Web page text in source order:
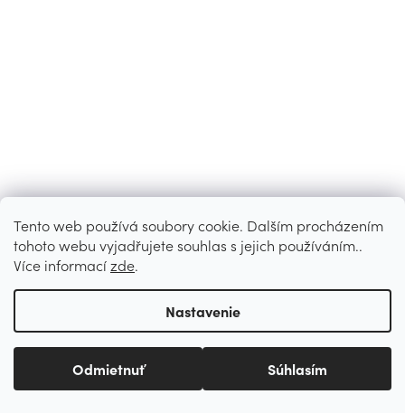
Tento web používá soubory cookie. Dalším procházením
tohoto webu vyjadřujete souhlas s jejich používáním..
Více informacízde.
Nastavenie
Odmietnuť Súhlasím